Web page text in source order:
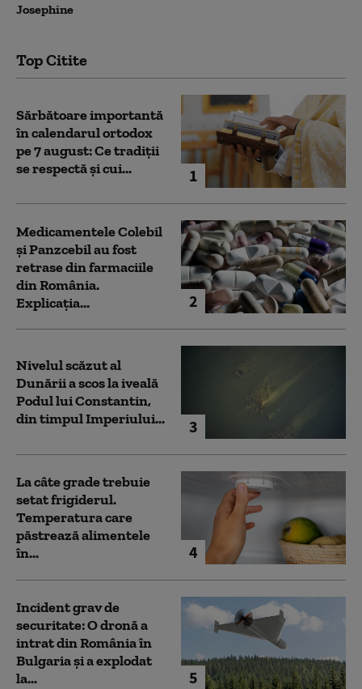
Josephine
Top Citite
1
Sărbătoare importantă
în calendarul ortodox
pe 7 august: Ce tradiții
se respectă și cui...
2
Medicamentele Colebil
și Panzcebil au fost
retrase din farmaciile
din România.
Explicația...
3
Nivelul scăzut al
Dunării a scos la iveală
Podul lui Constantin,
din timpul Imperiului...
4
La câte grade trebuie
setat frigiderul.
Temperatura care
păstrează alimentele
în...
5
Incident grav de
securitate: O dronă a
intrat din România în
Bulgaria şi a explodat
la...